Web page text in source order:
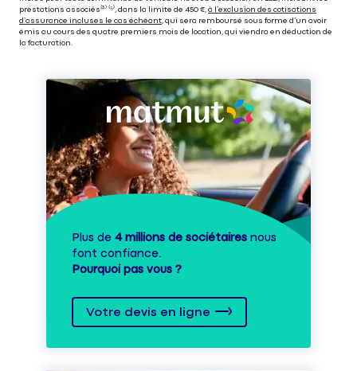
prestations associés⁽³⁾ ⁽⁵⁾, dans la limite de 450 €, à l’exclusion des cotisations
d’assurance incluses le cas échéant, qui sera remboursé sous forme d’un avoir
émis au cours des quatre premiers mois de location, qui viendra en déduction de
la facturation.
Plus de 4 millions de sociétaires nous
font confiance.
Pourquoi pas vous ?
Votre devis en ligne